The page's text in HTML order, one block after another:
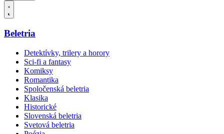
Beletria
Detektívky, trilery a horory
Sci-fi a fantasy
Komiksy
Romantika
Spoločenská beletria
Klasika
Historické
Slovenská beletria
Svetová beletria